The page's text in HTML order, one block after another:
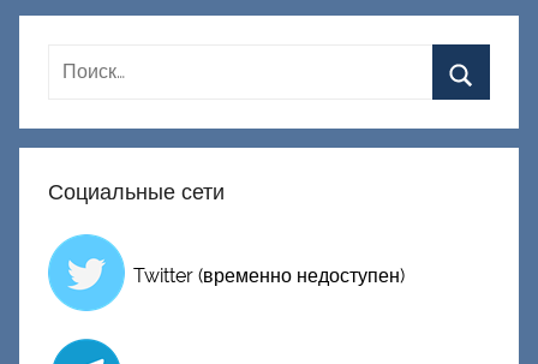
Социальные сети
Twitter (временно недоступен)